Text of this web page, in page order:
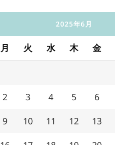
2025年6月
月 火 水 木 金
2 3 4 5 6
9 10 11 12 13